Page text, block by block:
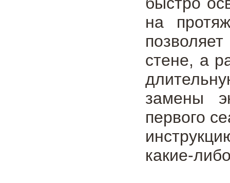
на
стене, а
замены
первого
какие-